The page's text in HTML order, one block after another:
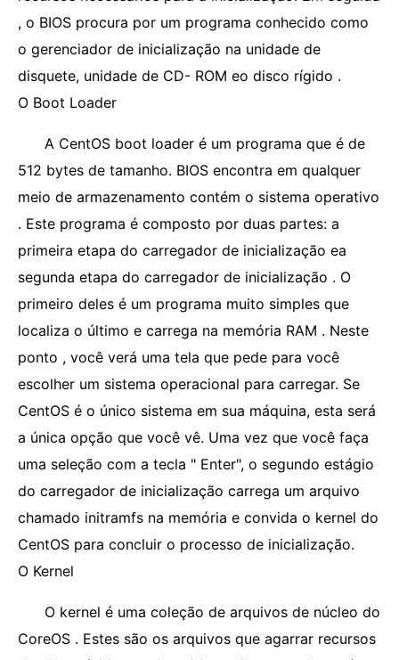
, o BIOS procura por um programa conhecido como
o gerenciador de inicialização na unidade de
disquete, unidade de CD- ROM eo disco rígido .
O Boot Loader
A CentOS boot loader é um programa que é de
512 bytes de tamanho. BIOS encontra em qualquer
meio de armazenamento contém o sistema operativo
. Este programa é composto por duas partes: a
primeira etapa do carregador de inicialização ea
segunda etapa do carregador de inicialização . O
primeiro deles é um programa muito simples que
localiza o último e carrega na memória RAM . Neste
ponto , você verá uma tela que pede para você
escolher um sistema operacional para carregar. Se
CentOS é o único sistema em sua máquina, esta será
a única opção que você vê. Uma vez que você faça
uma seleção com a tecla " Enter", o segundo estágio
do carregador de inicialização carrega um arquivo
chamado initramfs na memória e convida o kernel do
CentOS para concluir o processo de inicialização.
O Kernel
O kernel é uma coleção de arquivos de núcleo do
CoreOS . Estes são os arquivos que agarrar recursos